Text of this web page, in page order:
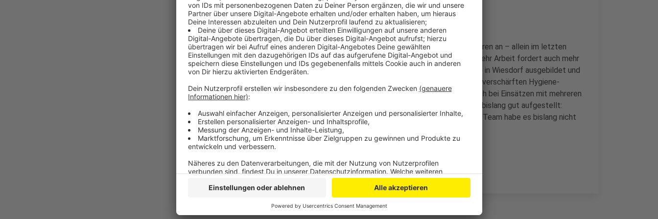
Anzeige
Die Zahl der Einsätze der Leverkusener Feuerwehr steigt seit Jahren an – allein im letzten
Jahr waren es um die 30 Prozent mehr bei den Brandeinsätzen. Mehr Arbeit fordert auch mehr
Personal. Das kann seit Mitte Juni jetzt an der neuen Feuerwache in Wiesdorf ausgebildet und
geschult werden, durch die Corona-Pandemie allerdings nur unter verschärften Hygiene-
Regeln. In der gesamten Feuerwache gilt die Maskenpflicht – auch bei Einsätzen mit mehreren
Kräften auf engem Raum. Die Leverkusener Feuerwehr sieht sich bislang gut aufgestellt:
Größere Quarantäne-Anordnungen wegen eines Infektionsfalls im Team habe es bislang nicht
gegeben.
Anzeige